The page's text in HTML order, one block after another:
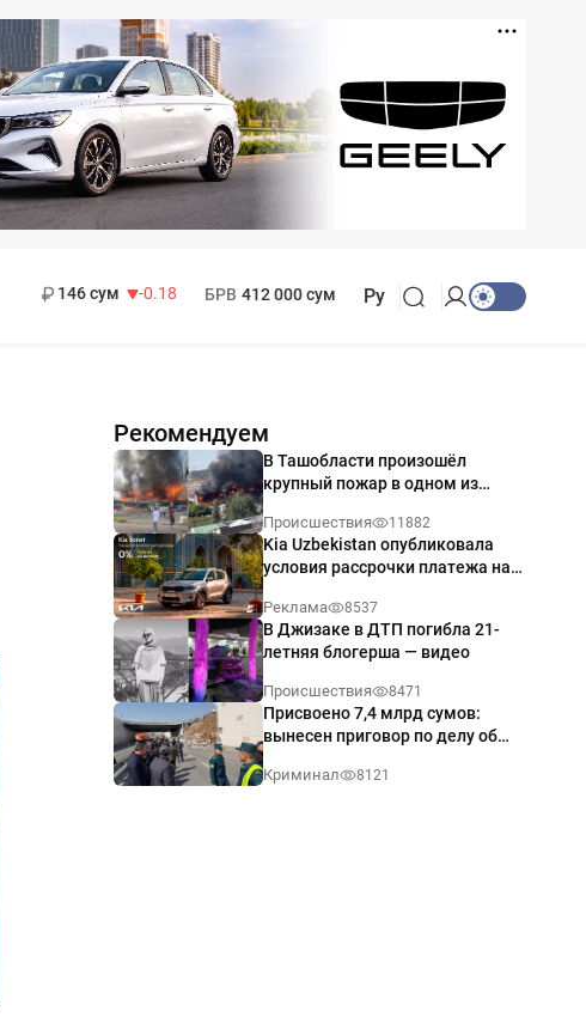
146 сум
-0.18
БРВ 412 000 сум Ру
Рекомендуем
В Ташобласти произошёл
крупный пожар в одном из
Происшествия 11882
Kia Uzbekistan опубликовала
условия рассрочки платежа на
годовых
Реклама 8537
В Джизаке в ДТП погибла 21-
летняя блогерша — видео
Происшествия 8471
Присвоено 7,4 млрд сумов:
вынесен приговор по делу об
Ташкенте
Криминал 8121